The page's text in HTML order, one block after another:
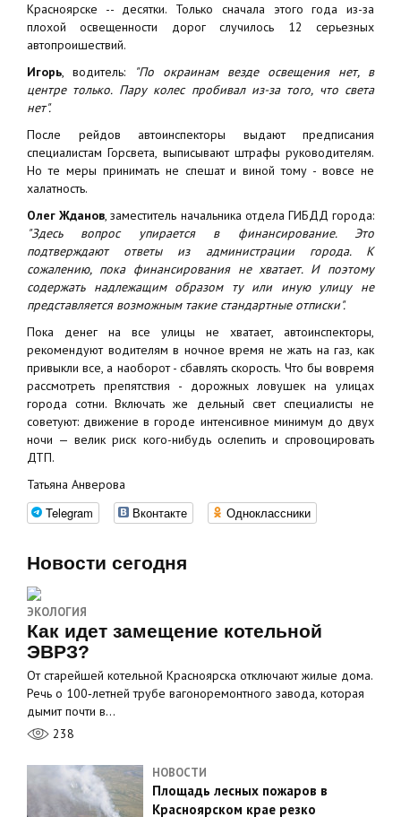
Красноярске -- десятки. Только сначала этого года из-за
плохой освещенности дорог случилось 12 серьезных
автопроишествий.
Игорь, водитель:
"По окраинам везде освещения нет, в
центре только. Пару колес пробивал из-за того, что света
нет".
После рейдов автоинспекторы выдают предписания
специалистам Горсвета, выписывают штрафы руководителям.
Но те меры принимать не спешат и виной тому - вовсе не
халатность.
Олег Жданов, заместитель начальника отдела ГИБДД города:
"Здесь вопрос упирается в финансирование. Это
подтверждают ответы из администрации города. К
сожалению, пока финансирования не хватает. И поэтому
содержать надлежащим образом ту или иную улицу не
представляется возможным такие стандартные отписки".
Пока денег на все улицы не хватает, автоинспекторы,
рекомендуют водителям в ночное время не жать на газ, как
привыкли все, а наоборот - сбавлять скорость. Что бы вовремя
рассмотреть препятствия - дорожных ловушек на улицах
города сотни. Включать же дельный свет специалисты не
советуют: движение в городе интенсивное минимум до двух
ночи — велик риск кого-нибудь ослепить и спровоцировать
ДТП.
Татьяна Анверова
Telegram Вконтакте Одноклассники
Новости сегодня
ЭКОЛОГИЯ
Как идет замещение котельной
ЭВРЗ?
От старейшей котельной Красноярска отключают жилые дома.
Речь о 100‑летней трубе вагоноремонтного завода, которая
дымит почти в…
238
НОВОСТИ
Площадь лесных пожаров в
Красноярском крае резко